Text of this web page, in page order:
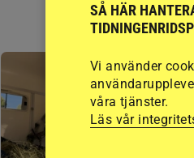
SÅ HÄR
Vi använder
våra tjänster.
Läs vår